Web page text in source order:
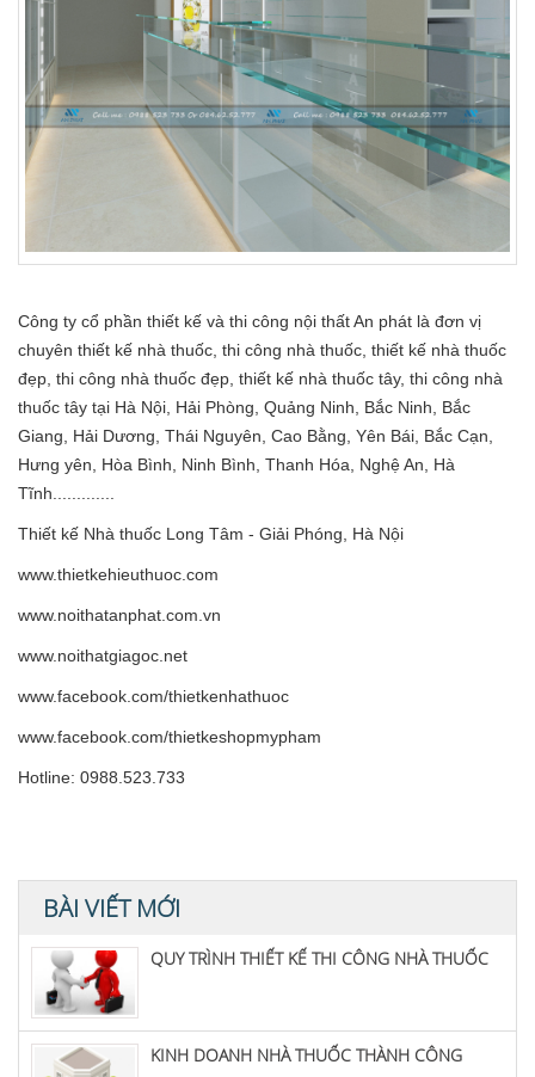
BÀI VIẾT MỚI
QUY TRÌNH THIẾT KẾ THI CÔNG NHÀ THUỐC
KINH DOANH NHÀ THUỐC THÀNH CÔNG
Công ty cổ phần thiết kế và thi công nội thất An phát là đơn vị
chuyên thiết kế nhà thuốc, thi công nhà thuốc, thiết kế nhà thuốc
đẹp, thi công nhà thuốc đẹp, thiết kế nhà thuốc tây, thi công nhà
thuốc tây tại Hà Nội, Hải Phòng, Quảng Ninh, Bắc Ninh, Bắc
Giang, Hải Dương, Thái Nguyên, Cao Bằng, Yên Bái, Bắc Cạn,
Hưng yên, Hòa Bình, Ninh Bình, Thanh Hóa, Nghệ An, Hà
Tĩnh.............
Thiết kế Nhà thuốc Long Tâm - Giải Phóng, Hà Nội
www.thietkehieuthuoc.com
www.noithatanphat.com.vn
www.noithatgiagoc.net
www.facebook.com/thietkenhathuoc
www.facebook.com/thietkeshopmypham
Hotline: 0988.523.733